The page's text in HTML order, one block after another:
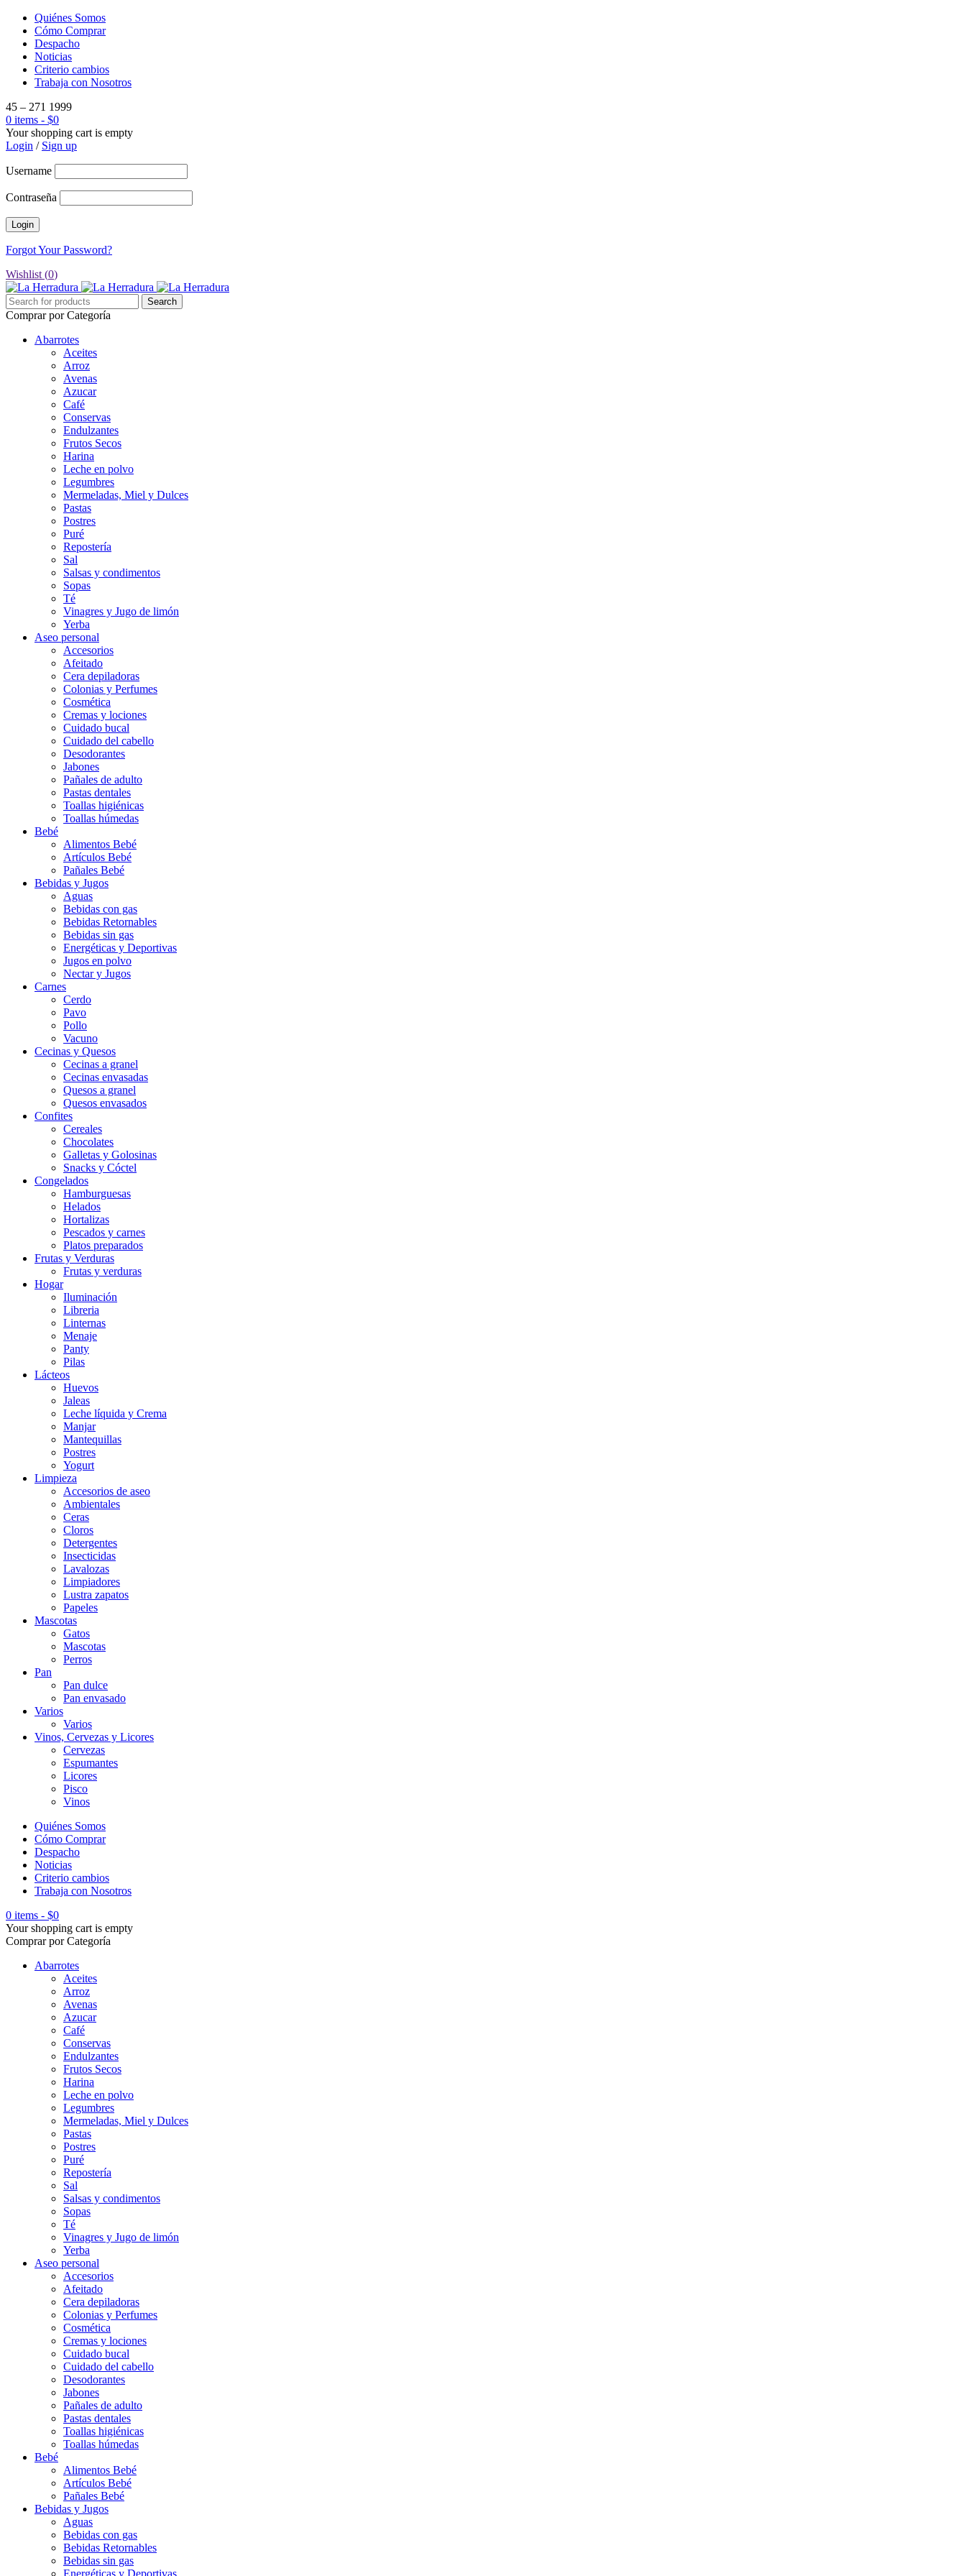
Quiénes Somos
Cómo Comprar
Despacho
Noticias
Criterio cambios
Trabaja con Nosotros
45 – 271 1999
0 items - $0
Your shopping cart is empty
Login / Sign up
Username
Contraseña
Forgot Your Password?
Wishlist (0)
Comprar por Categoría
Abarrotes
Aceites
Arroz
Avenas
Azucar
Café
Conservas
Endulzantes
Frutos Secos
Harina
Leche en polvo
Legumbres
Mermeladas, Miel y Dulces
Pastas
Postres
Puré
Repostería
Sal
Salsas y condimentos
Sopas
Té
Vinagres y Jugo de limón
Yerba
Aseo personal
Accesorios
Afeitado
Cera depiladoras
Colonias y Perfumes
Cosmética
Cremas y lociones
Cuidado bucal
Cuidado del cabello
Desodorantes
Jabones
Pañales de adulto
Pastas dentales
Toallas higiénicas
Toallas húmedas
Bebé
Alimentos Bebé
Artículos Bebé
Pañales Bebé
Bebidas y Jugos
Aguas
Bebidas con gas
Bebidas Retornables
Bebidas sin gas
Energéticas y Deportivas
Jugos en polvo
Nectar y Jugos
Carnes
Cerdo
Pavo
Pollo
Vacuno
Cecinas y Quesos
Cecinas a granel
Cecinas envasadas
Quesos a granel
Quesos envasados
Confites
Cereales
Chocolates
Galletas y Golosinas
Snacks y Cóctel
Congelados
Hamburguesas
Helados
Hortalizas
Pescados y carnes
Platos preparados
Frutas y Verduras
Frutas y verduras
Hogar
Iluminación
Libreria
Linternas
Menaje
Panty
Pilas
Lácteos
Huevos
Jaleas
Leche líquida y Crema
Manjar
Mantequillas
Postres
Yogurt
Limpieza
Accesorios de aseo
Ambientales
Ceras
Cloros
Detergentes
Insecticidas
Lavalozas
Limpiadores
Lustra zapatos
Papeles
Mascotas
Gatos
Mascotas
Perros
Pan
Pan dulce
Pan envasado
Varios
Varios
Vinos, Cervezas y Licores
Cervezas
Espumantes
Licores
Pisco
Vinos
Quiénes Somos
Cómo Comprar
Despacho
Noticias
Criterio cambios
Trabaja con Nosotros
0 items - $0
Your shopping cart is empty
Comprar por Categoría
Abarrotes
Aceites
Arroz
Avenas
Azucar
Café
Conservas
Endulzantes
Frutos Secos
Harina
Leche en polvo
Legumbres
Mermeladas, Miel y Dulces
Pastas
Postres
Puré
Repostería
Sal
Salsas y condimentos
Sopas
Té
Vinagres y Jugo de limón
Yerba
Aseo personal
Accesorios
Afeitado
Cera depiladoras
Colonias y Perfumes
Cosmética
Cremas y lociones
Cuidado bucal
Cuidado del cabello
Desodorantes
Jabones
Pañales de adulto
Pastas dentales
Toallas higiénicas
Toallas húmedas
Bebé
Alimentos Bebé
Artículos Bebé
Pañales Bebé
Bebidas y Jugos
Aguas
Bebidas con gas
Bebidas Retornables
Bebidas sin gas
Energéticas y Deportivas